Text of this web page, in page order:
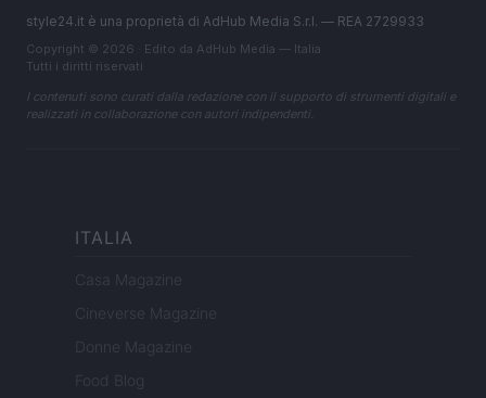
style24.it è una proprietà di AdHub Media S.r.l. — REA 2729933
Copyright © 2026 · Edito da AdHub Media — Italia
Tutti i diritti riservati
I contenuti sono curati dalla redazione con il supporto di strumenti digitali e
realizzati in collaborazione con autori indipendenti.
ITALIA
Casa Magazine
Cineverse Magazine
Donne Magazine
Food Blog